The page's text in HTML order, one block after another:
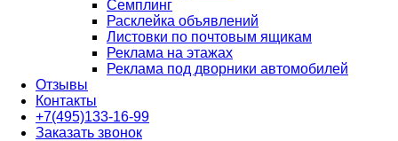
Семплинг
Расклейка объявлений
Листовки по почтовым ящикам
Реклама на этажах
Реклама под дворники автомобилей
Отзывы
Контакты
+7(495)133-16-99
Заказать звонок